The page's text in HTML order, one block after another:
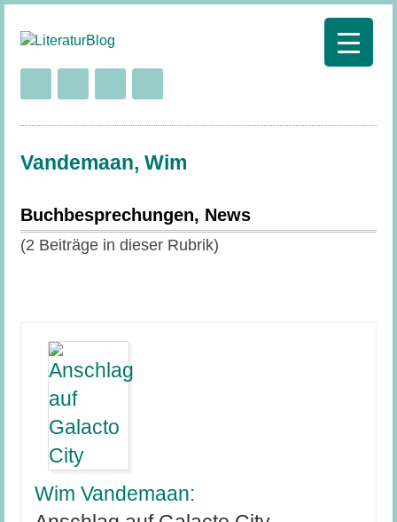
Vandemaan, Wim
Buchbesprechungen, News
(2 Beiträge in dieser Rubrik)
Wim Vandemaan: